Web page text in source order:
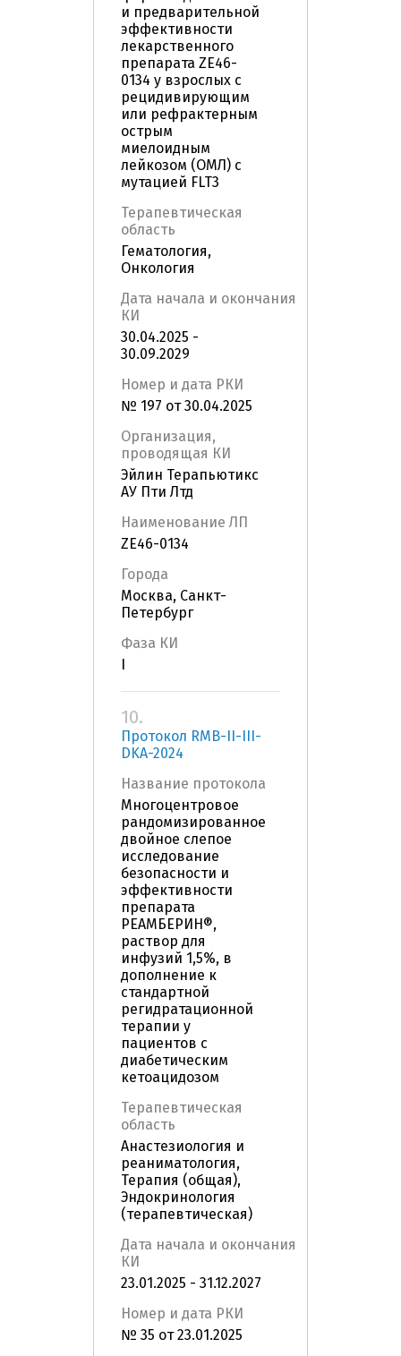
и предварительной
эффективности
лекарственного
препарата ZE46-
0134 у взрослых с
рецидивирующим
или рефрактерным
острым
миелоидным
лейкозом (ОМЛ) с
мутацией FLT3
Терапевтическая
область
Гематология,
Онкология
Дата начала и окончания
КИ
30.04.2025 -
30.09.2029
Номер и дата РКИ
№ 197 от 30.04.2025
Организация,
проводящая КИ
Эйлин Терапьютикс
АУ Пти Лтд
Наименование ЛП
ZE46-0134
Города
Москва, Санкт-
Петербург
Фаза КИ
10.
Протокол RMB-II-III-
DKA-2024
Название протокола
Многоцентровое
рандомизированное
двойное слепое
исследование
безопасности и
эффективности
препарата
РЕАМБЕРИН®,
раствор для
инфузий 1,5%, в
дополнение к
стандартной
регидратационной
терапии у
пациентов с
диабетическим
кетоацидозом
Терапевтическая
область
Анастезиология и
реаниматология,
Терапия (общая),
Эндокринология
(терапевтическая)
Дата начала и окончания
КИ
23.01.2025 - 31.12.2027
Номер и дата РКИ
№ 35 от 23.01.2025